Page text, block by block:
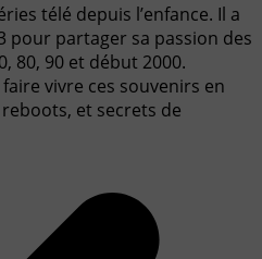
télé depuis l’enfance. Il a
pour partager sa passion des
80, 90 et début 2000.
vivre ces souvenirs en
et secrets de